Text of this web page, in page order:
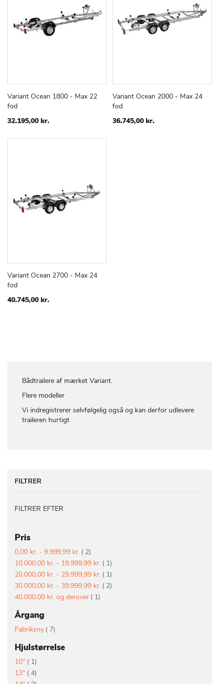
Bådtrailere af mærket Variant.
Flere modeller
Vi indregistrerer selvfølgelig også og kan derfor udlevere
traileren hurtigt
Læg i kurv
TILFØJ
SAMMENLIGN
Variant Ocean 1800 - Max 22
fod
32.195,00 kr.
Læg i kurv
TILFØJ
Variant Ocean 2000 - Max 24
fod
36.745,00 kr.
Læg i kurv
TILFØJ
SAMMENLIGN
Variant Ocean 2700 - Max 24
fod
40.745,00 kr.
FILTRER
FILTRER EFTER
Pris
0,00 kr. - 9.999,99 kr. 2vare
10.000,00 kr. - 19.999,99 kr. 1vare
20.000,00 kr. - 29.999,99 kr. 1vare
30.000,00 kr. - 39.999,99 kr. 2vare
40.000,00 kr. og derover 1vare
Årgang
Fabriksny 7vare
Hjulstørrelse
10" 1vare
13"
4vare